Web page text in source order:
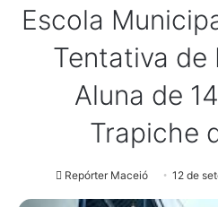
Escola
Tentativa de
Aluna de
Trapiche
Repórter Maceió 12 de